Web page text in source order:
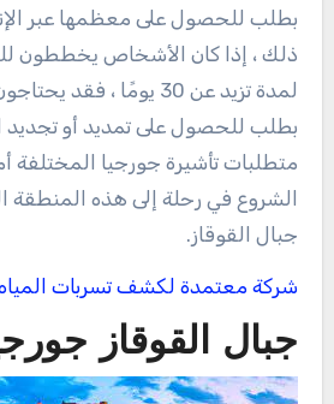
بطلب للحصول على معظمها عبر
ذلك ، إذا كان الأشخاص يخططون
لمدة تزيد عن 30 يومًا ،
بطلب للحصول على تمديد أو تجديد
متطلبات تأشيرة جورجيا المختلفة
الشروع في رحلة إلى هذه المنطقة
جبال القوقاز.
شركة معتمدة لكشف تسربات
جبال القوقاز